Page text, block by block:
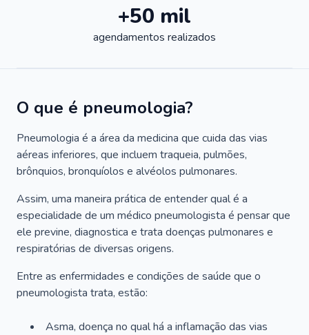
+50 mil
agendamentos realizados
O que é pneumologia?
Pneumologia é a área da medicina que cuida das vias
aéreas inferiores, que incluem traqueia, pulmões,
brônquios, bronquíolos e alvéolos pulmonares.
Assim, uma maneira prática de entender qual é a
especialidade de um médico pneumologista é pensar que
ele previne, diagnostica e trata doenças pulmonares e
respiratórias de diversas origens.
Entre as enfermidades e condições de saúde que o
pneumologista trata, estão:
Asma, doença no qual há a inflamação das vias